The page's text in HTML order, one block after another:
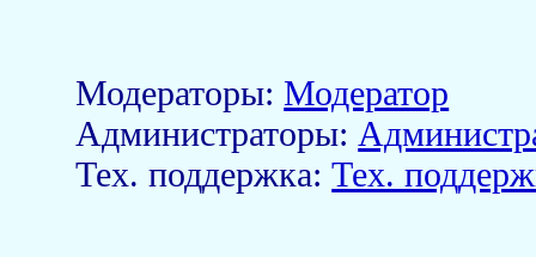
Модераторы:Модератор
Aдминистраторы:
Тех. поддержка:Тех.